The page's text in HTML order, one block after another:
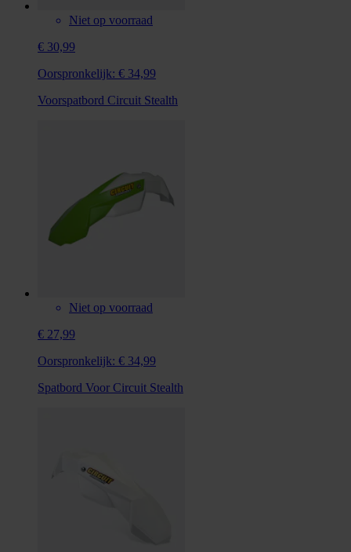
Niet op voorraad
€ 30,99
Oorspronkelijk: € 34,99
Voorspatbord Circuit Stealth
Niet op voorraad
€ 27,99
Oorspronkelijk: € 34,99
Spatbord Voor Circuit Stealth